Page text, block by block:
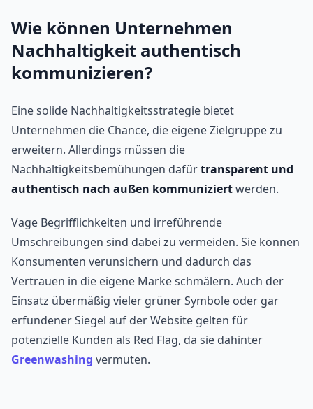
Wie können Unternehmen
Nachhaltigkeit authentisch
kommunizieren?
Eine solide Nachhaltigkeitsstrategie bietet
Unternehmen die Chance, die eigene Zielgruppe zu
erweitern. Allerdings müssen die
Nachhaltigkeitsbemühungen dafürtransparent und
authentisch nach außen kommuniziertwerden.
Vage Begrifflichkeiten und irreführende
Umschreibungen sind dabei zu vermeiden. Sie können
Konsumenten verunsichern und dadurch das
Vertrauen in die eigene Marke schmälern. Auch der
Einsatz übermäßig vieler grüner Symbole oder gar
erfundener Siegel auf der Website gelten für
potenzielle Kunden als Red Flag, da sie dahinter
Greenwashing vermuten.